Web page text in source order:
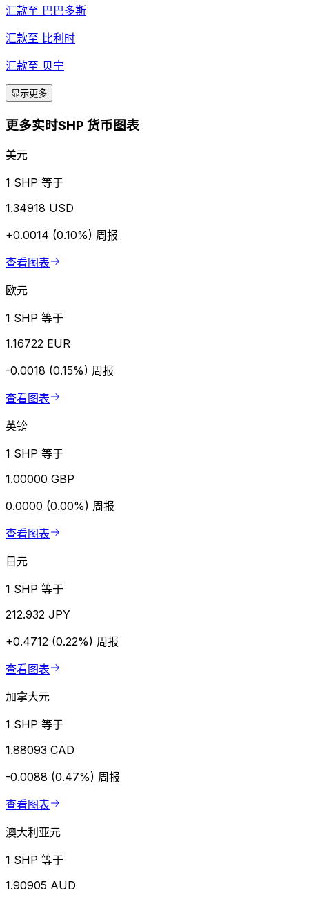
汇款至 巴巴多斯
汇款至 比利时
汇款至 贝宁
显示更多
更多实时SHP 货币图表
美元
1 SHP 等于
1.34918 USD
+0.0014 (0.10%) 周报
查看图表
欧元
1 SHP 等于
1.16722 EUR
-0.0018 (0.15%) 周报
查看图表
英镑
1 SHP 等于
1.00000 GBP
0.0000 (0.00%) 周报
查看图表
日元
1 SHP 等于
212.932 JPY
+0.4712 (0.22%) 周报
查看图表
加拿大元
1 SHP 等于
1.88093 CAD
-0.0088 (0.47%) 周报
查看图表
澳大利亚元
1 SHP 等于
1.90905 AUD